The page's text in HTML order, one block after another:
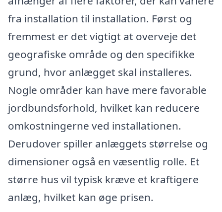
fra installation til installation. Først og
fremmest er det vigtigt at overveje det
geografiske område og den specifikke
grund, hvor anlægget skal installeres.
Nogle områder kan have mere favorable
jordbundsforhold, hvilket kan reducere
omkostningerne ved installationen.
Derudover spiller anlæggets størrelse og
dimensioner også en væsentlig rolle. Et
større hus vil typisk kræve et kraftigere
anlæg, hvilket kan øge prisen.